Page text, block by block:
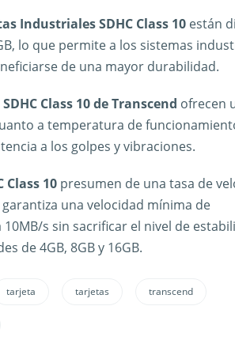
Industriales SDHC Class 10 están
lo que permite a los sistemas
de una mayor durabilidad.
Class 10 de Transcend ofrecen
a temperatura de
a los golpes y vibraciones.
Class 10 presumen de una tasa de
una velocidad mínima de
s sin sacrificar el nivel de
de 4GB, 8GB y 16GB.
tarjeta tarjetas transcend